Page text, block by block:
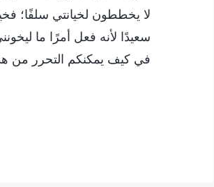
لا يخططون لخيانتي سلفًا؛
سعيدًا لأنه فعل أمرًا ما
في كيف يمكنكم التحرر من